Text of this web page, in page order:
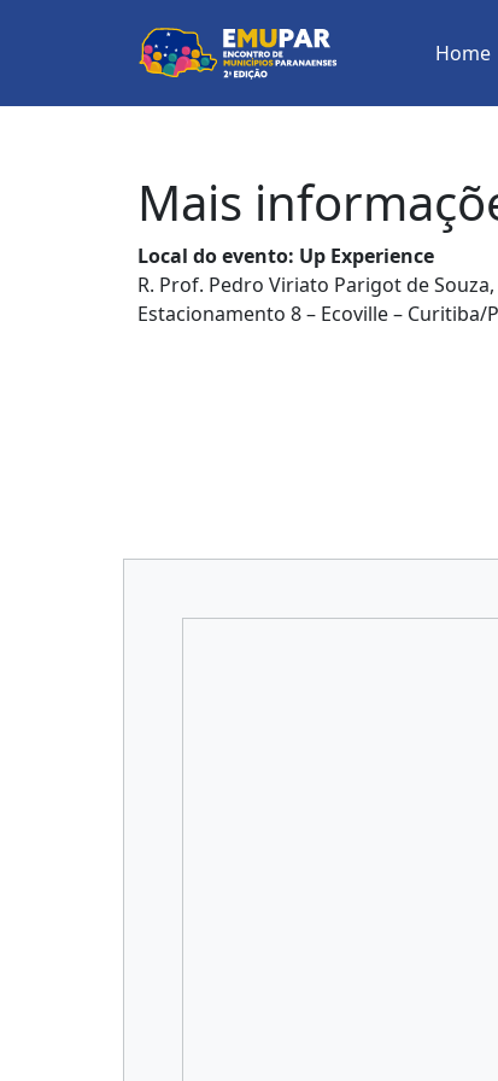
Home
Mais
Local do evento: Up Experience
R. Prof. Pedro Viriato Parigot de Souza,
Estacionamento 8 – Ecoville – Curitiba/